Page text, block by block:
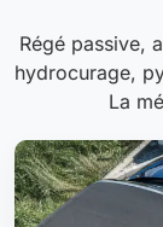
Régé passive,
hydrocurage,
La